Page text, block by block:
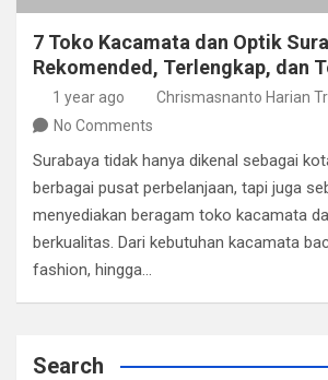
7 Toko Kacamata dan Optik
Rekomended, Terlengkap, dan
1 year ago
Chrismasnanto Harian
No Comments
Surabaya tidak hanya dikenal sebagai
berbagai pusat perbelanjaan, tapi juga
menyediakan beragam toko kacamata
berkualitas. Dari kebutuhan kacamata
fashion, hingga…
Search